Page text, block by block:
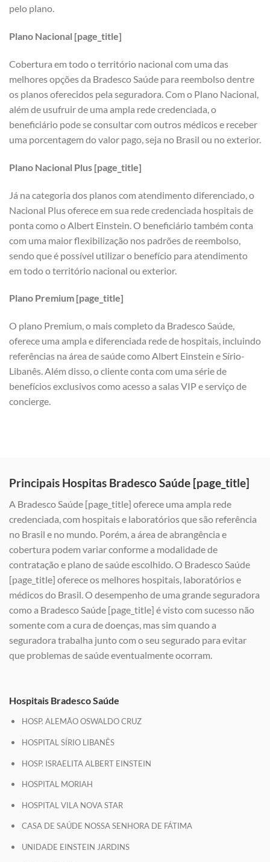
pelo plano.
Plano Nacional [page_title]
Cobertura em todo o território nacional com uma das
melhores opções da Bradesco Saúde para reembolso dentre
os planos oferecidos pela seguradora. Com o Plano Nacional,
além de usufruir de uma ampla rede credenciada, o
beneficiário pode se consultar com outros médicos e receber
uma porcentagem do valor pago, seja no Brasil ou no exterior.
Plano Nacional Plus [page_title]
Já na categoria dos planos com atendimento diferenciado, o
Nacional Plus oferece em sua rede credenciada hospitais de
ponta como o Albert Einstein. O beneficiário também conta
com uma maior flexibilização nos padrões de reembolso,
sendo que é possível utilizar o benefício para atendimento
em todo o território nacional ou exterior.
Plano Premium [page_title]
O plano Premium, o mais completo da Bradesco Saúde,
oferece uma ampla e diferenciada rede de hospitais, incluindo
referências na área de saúde como Albert Einstein e Sírio-
Libanês. Além disso, o cliente conta com uma série de
benefícios exclusivos como acesso a salas VIP e serviço de
concierge.
Principais Hospitas Bradesco Saúde [page_title]
A Bradesco Saúde [page_title] oferece uma ampla rede
credenciada, com hospitais e laboratórios que são referência
no Brasil e no mundo. Porém, a área de abrangência e
cobertura podem variar conforme a modalidade de
contratação e plano de saúde escolhido. O Bradesco Saúde
[page_title] oferece os melhores hospitais, laboratórios e
médicos do Brasil. O desempenho de uma grande seguradora
como a Bradesco Saúde [page_title] é visto com sucesso não
somente com a cura de doenças, mas sim quando a
seguradora trabalha junto com o seu segurado para evitar
que problemas de saúde eventualmente ocorram.
Hospitais Bradesco Saúde
HOSP. ALEMÃO OSWALDO CRUZ
HOSPITAL SÍRIO LIBANÊS
HOSP. ISRAELITA ALBERT EINSTEIN
HOSPITAL MORIAH
HOSPITAL VILA NOVA STAR
CASA DE SAÚDE NOSSA SENHORA DE FÁTIMA
UNIDADE EINSTEIN JARDINS